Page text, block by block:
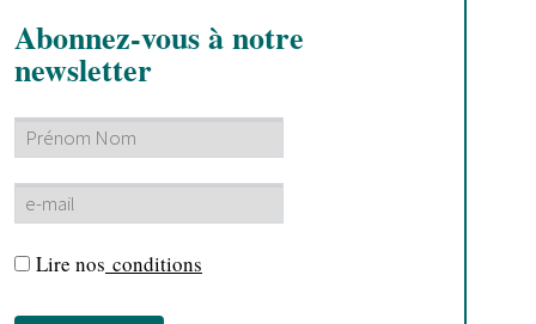
Abonnez-vous à notre
newsletter
Lire nos conditions